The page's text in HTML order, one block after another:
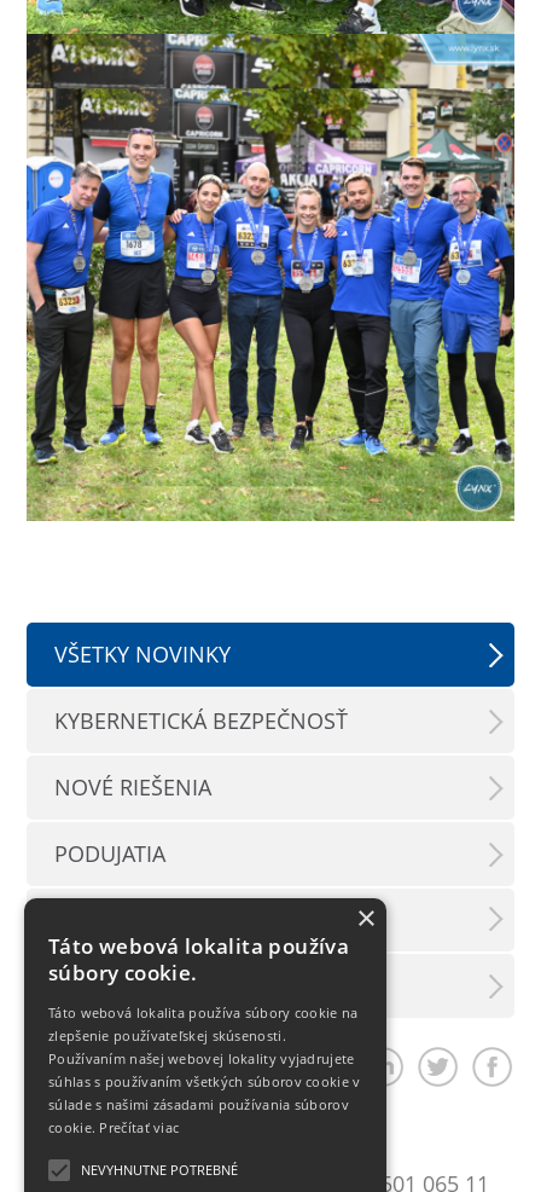
VŠETKY NOVINKY
KYBERNETICKÁ BEZPEČNOSŤ
NOVÉ RIEŠENIA
PODUJATIA
LX INFORMAČNÝ SERVIS
Zdieľať článok
Bratislava
Mlynské Nivy 10
+421 2 501 065 11
×
Táto webová lokalita používa
súbory cookie.
Táto webová lokalita používa súbory cookie na
zlepšenie používateľskej skúsenosti.
Používaním našej webovej lokality vyjadrujete
súhlas s používaním všetkých súborov cookie v
súlade s našimi zásadami používania súborov
cookie. Prečítať viac
NEVYHNUTNE POTREBNÉ